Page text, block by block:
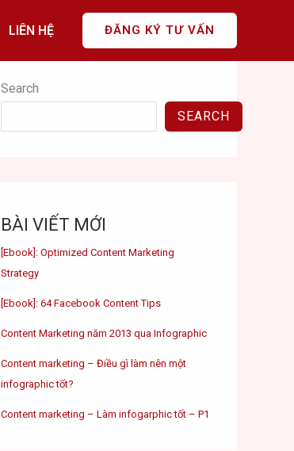
LIÊN HỆ ĐĂNG KÝ TƯ VẤN
Search
SEARCH
BÀI VIẾT MỚI
[Ebook]: Optimized Content Marketing
Strategy
[Ebook]: 64 Facebook Content Tips
Content Marketing năm 2013 qua Infographic
Content marketing – Điều gì làm nên một
infographic tốt?
Content marketing – Làm infogarphic tốt – P1